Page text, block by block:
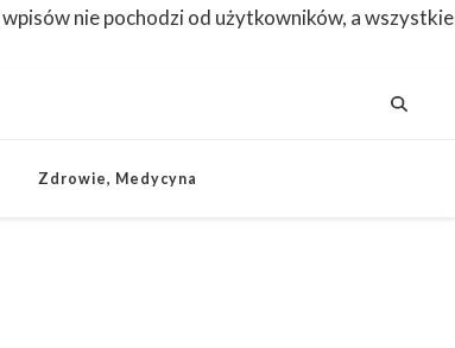
nie pochodzi od użytkowników, a wszystkie
Zdrowie, Medycyna